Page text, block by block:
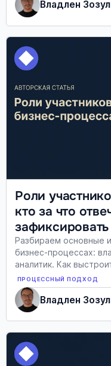
Владлен
Роли
кто за что
Разбираем основные
бизнес-процессах:
аналитик. Как
отразить роли на
ПРОЦЕССНЫЙ ПОДХОД
Владлен